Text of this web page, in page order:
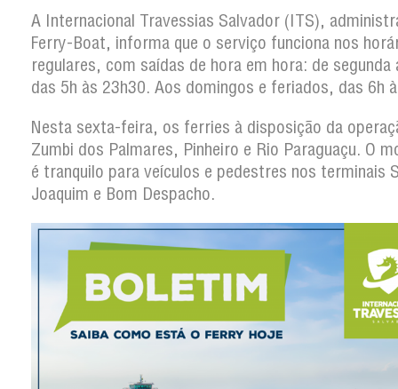
A Internacional Travessias Salvador (ITS),
Ferry-Boat, informa que o serviço funciona nos
regulares, com saídas de hora em hora: de segunda
das 5h às 23h30. Aos domingos e feriados, das 6h
Nesta sexta-feira, os ferries à disposição da
Zumbi dos Palmares, Pinheiro e Rio Paraguaçu. O
é tranquilo para veículos e pedestres nos terminais
Joaquim e Bom Despacho.